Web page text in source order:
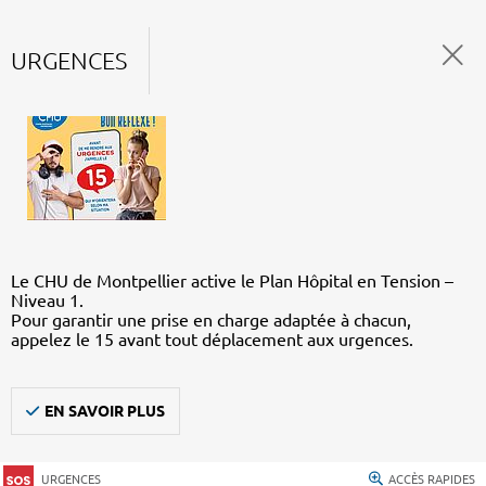
URGENCES
Le CHU de Montpellier active le Plan Hôpital en Tension –
Niveau 1.
Pour garantir une prise en charge adaptée à chacun,
appelez le 15 avant tout déplacement aux urgences.
EN SAVOIR PLUS
URGENCES ACCÈS RAPIDES